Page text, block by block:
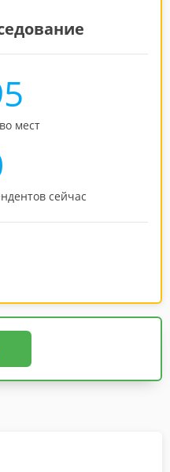
мест
сейчас